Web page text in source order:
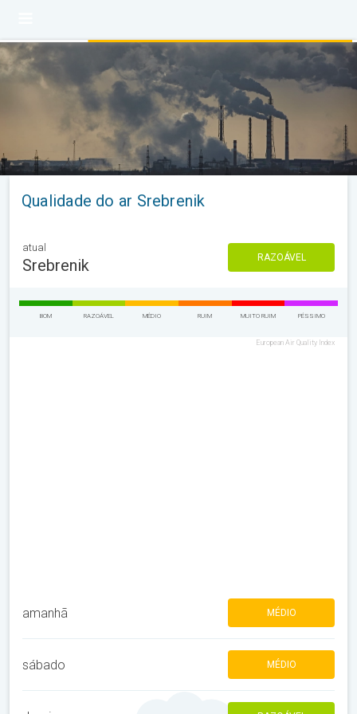
Qualidade do ar Srebrenik
atual
Srebrenik RAZOÁVEL
BOM RAZOÁVEL MÉDIO RUIM MUITO RUIM PÉSSIMO
European Air Quality Index
amanhã MÉDIO
sábado MÉDIO